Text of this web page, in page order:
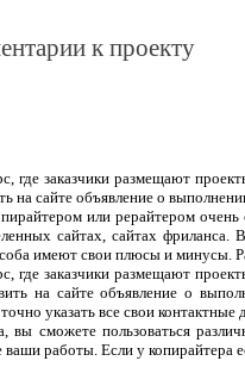
к проекту
где заказчики размещают
на сайте объявление о
или рерайтером
сайтах, сайтах
имеют свои плюсы и минусы.
где заказчики размещают
на сайте объявление о
указать все свои
вы сможете пользоваться
работы. Если у